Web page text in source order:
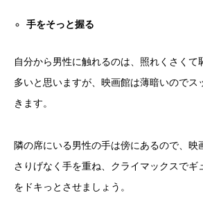
手をそっと握る
自分から男性に触れるのは、照れくさくて
多いと思いますが、映画館は薄暗いのでス
きます。
隣の席にいる男性の手は傍にあるので、映
さりげなく手を重ね、クライマックスでギ
をドキっとさせましょう。